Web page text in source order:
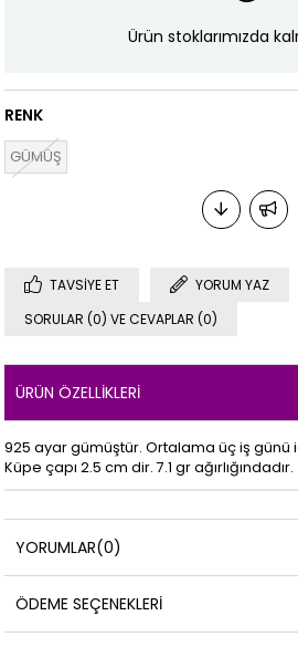
Ürün stoklarımızda
RENK
GÜMÜŞ
TAVSIYE ET
YORUM YAZ
SORULAR (0) VE CEVAPLAR (0)
ÜRÜN ÖZELLIKLERI
925 ayar gümüştür. Ortalama üç iş günü
Küpe çapı 2.5 cm dir. 7.1 gr ağırlığındadır.
YORUMLAR(0)
ÖDEME SEÇENEKLERI